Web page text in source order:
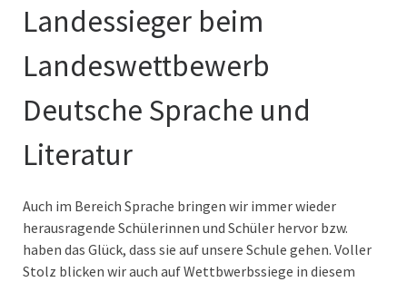
Landessieger beim
Landeswettbewerb
Deutsche Sprache und
Literatur
Auch im Bereich Sprache bringen wir immer wieder
herausragende Schülerinnen und Schüler hervor bzw.
haben das Glück, dass sie auf unsere Schule gehen. Voller
Stolz blicken wir auch auf Wettbwerbssiege in diesem